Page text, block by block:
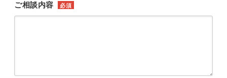
ご相談内容 必須